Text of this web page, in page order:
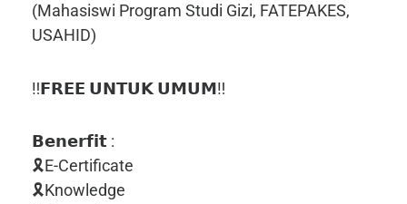
(Mahasiswi Program Studi Gizi, FATEPAKES,
USAHID)
‼️𝗙𝗥𝗘𝗘 𝗨𝗡𝗧𝗨𝗞 𝗨𝗠𝗨𝗠‼️
𝗕𝗲𝗻𝗲𝗿𝗳𝗶𝘁 :
🎗E-Certificate
🎗Knowledge